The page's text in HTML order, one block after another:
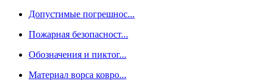
Допустимые погрешнос...
Пожарная безопасност...
Обозначения и пиктог...
Материал ворса ковро...